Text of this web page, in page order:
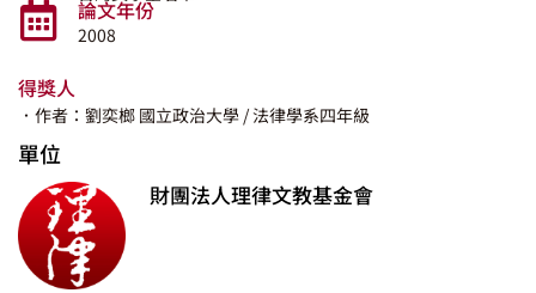
論文年份
2008
得獎人
．作者：劉奕榔 國立政治大學 / 法律學系四年級
單位
財團法人理律文教基金會